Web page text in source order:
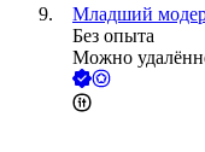
Младший
Без опыта
Можно